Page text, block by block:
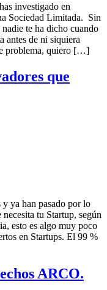
investigado en
Sociedad Limitada. Sin
te ha dicho cuando
antes de ni siquiera
problema, quiero […]
que
y ya han pasado por lo
tu Startup, según
esto es algo muy poco
en Startups. El 99 %
ARCO.